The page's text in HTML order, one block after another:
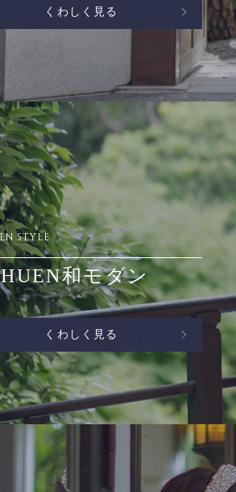
くわしく見る
STYLE
和モダン
くわしく見る